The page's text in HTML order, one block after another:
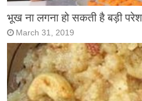
भूख ना लगना हो सकती है बड़ी
March 31, 2019